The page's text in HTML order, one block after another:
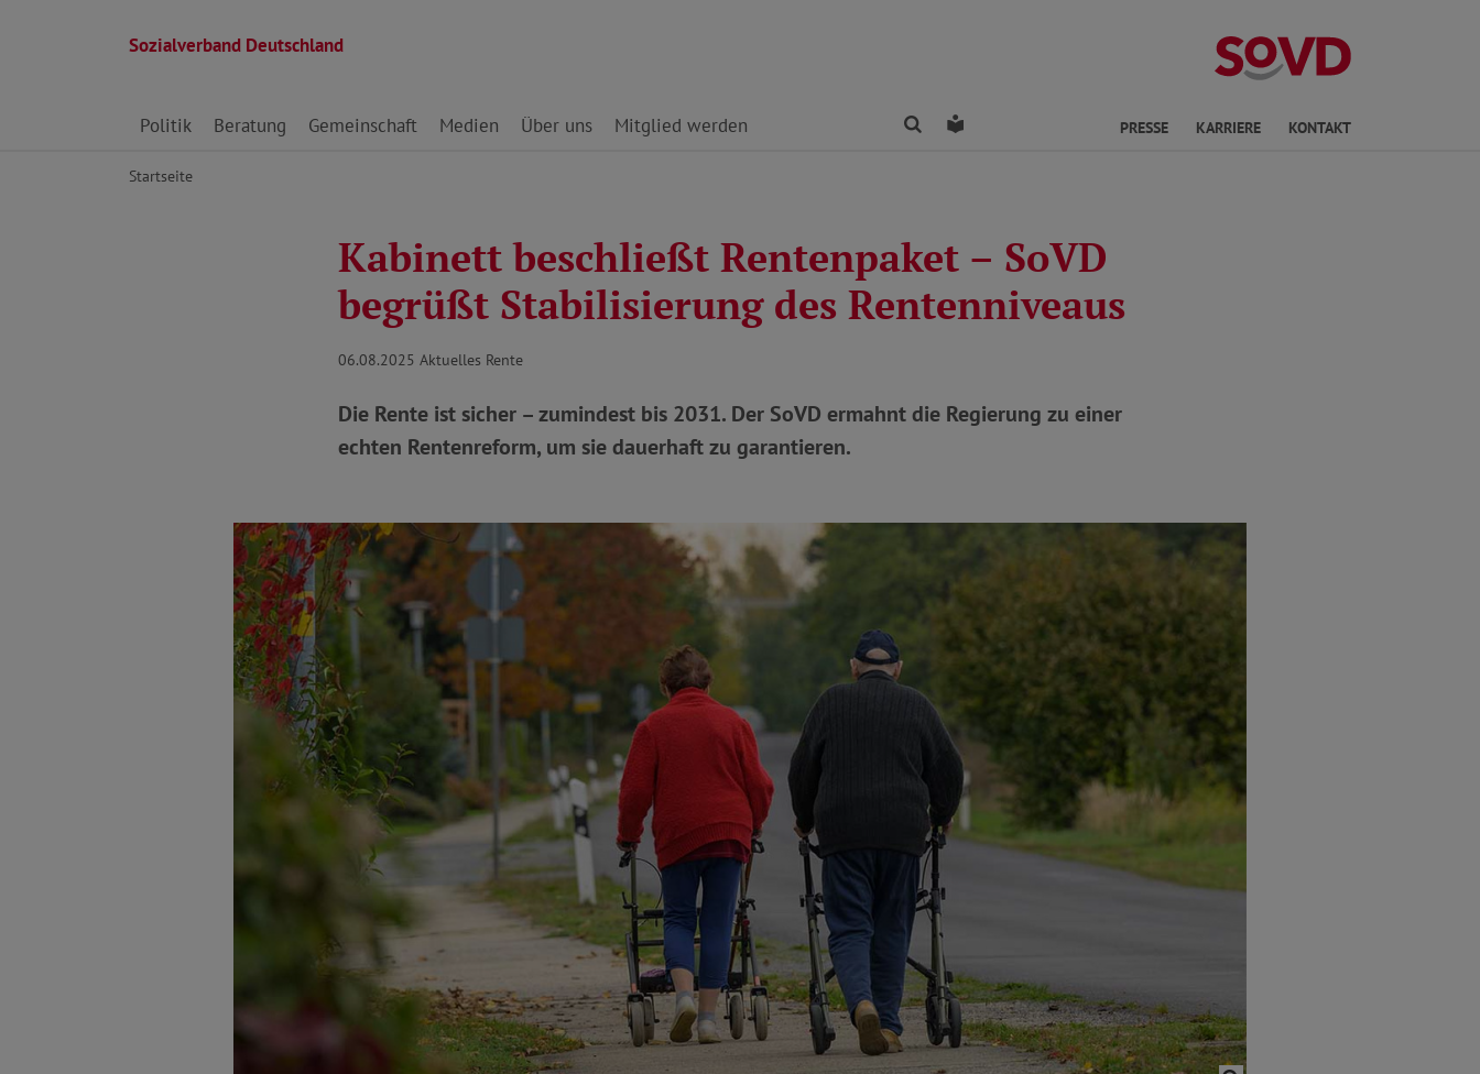
Sozialverband Deutschland
Direkt zu den Inhalten springen
Politik Beratung Gemeinschaft Medien Über uns Mitglied werden FindenLeichte Sprache PRESSE KARRIERE KONTAKT
Startseite
Kabinett beschließt Rentenpaket – SoVD
begrüßt Stabilisierung des Rentenniveaus
06.08.2025 Aktuelles Rente
Die Rente ist sicher – zumindest bis 2031. Der SoVD ermahnt die Regierung zu einer
echten Rentenreform, um sie dauerhaft zu garantieren.